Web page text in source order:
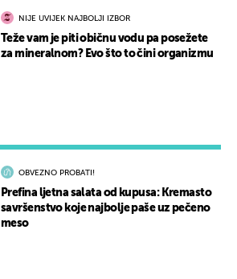
OBVEZNO PROBATI!
Prefina ljetna salata od kupusa: Kremasto
savršenstvo koje najbolje paše uz pečeno
meso
NIJE UVIJEK NAJBOLJI IZBOR
Teže vam je piti običnu vodu pa posežete
za mineralnom? Evo što to čini organizmu